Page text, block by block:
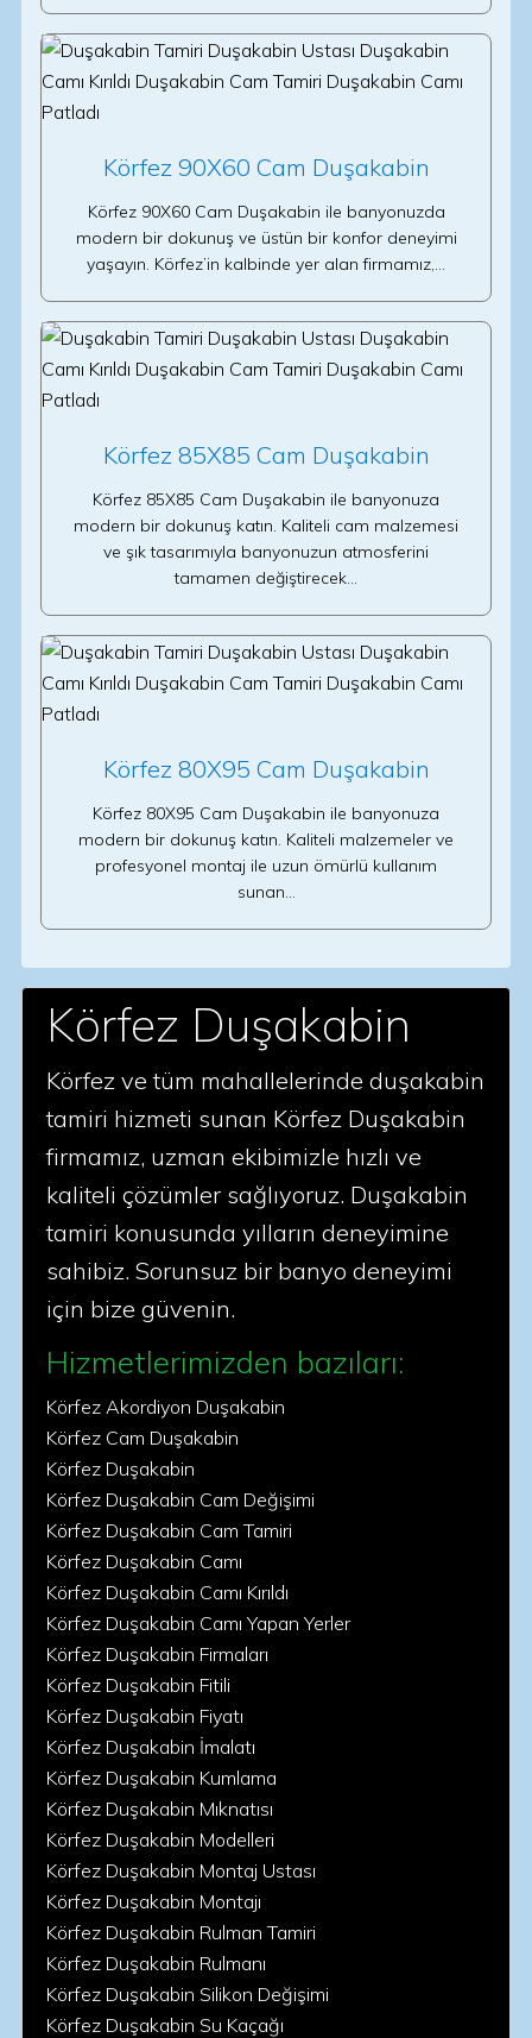
Körfez 90X60 Cam Duşakabin
Körfez 90X60 Cam Duşakabin ile banyonuzda
modern bir dokunuş ve üstün bir konfor deneyimi
yaşayın. Körfez’in kalbinde yer alan firmamız,…
Körfez 85X85 Cam Duşakabin
Körfez 85X85 Cam Duşakabin ile banyonuza
modern bir dokunuş katın. Kaliteli cam malzemesi
ve şık tasarımıyla banyonuzun atmosferini
tamamen değiştirecek…
Körfez 80X95 Cam Duşakabin
Körfez 80X95 Cam Duşakabin ile banyonuza
modern bir dokunuş katın. Kaliteli malzemeler ve
profesyonel montaj ile uzun ömürlü kullanım
sunan…
Körfez Duşakabin
Körfez ve tüm mahallelerinde duşakabin
tamiri hizmeti sunan Körfez Duşakabin
firmamız, uzman ekibimizle hızlı ve
kaliteli çözümler sağlıyoruz. Duşakabin
tamiri konusunda yılların deneyimine
sahibiz. Sorunsuz bir banyo deneyimi
için bize güvenin.
Hizmetlerimizden bazıları:
Körfez Akordiyon Duşakabin
Körfez Cam Duşakabin
Körfez Duşakabin
Körfez Duşakabin Cam Değişimi
Körfez Duşakabin Cam Tamiri
Körfez Duşakabin Camı
Körfez Duşakabin Camı Kırıldı
Körfez Duşakabin Camı Yapan Yerler
Körfez Duşakabin Firmaları
Körfez Duşakabin Fitili
Körfez Duşakabin Fiyatı
Körfez Duşakabin İmalatı
Körfez Duşakabin Kumlama
Körfez Duşakabin Mıknatısı
Körfez Duşakabin Modelleri
Körfez Duşakabin Montaj Ustası
Körfez Duşakabin Montajı
Körfez Duşakabin Rulman Tamiri
Körfez Duşakabin Rulmanı
Körfez Duşakabin Silikon Değişimi
Körfez Duşakabin Su Kaçağı